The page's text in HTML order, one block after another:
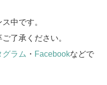
中です。
了承ください。
グラム ・ Facebookなどで